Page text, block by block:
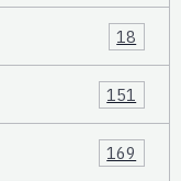
18
151
169